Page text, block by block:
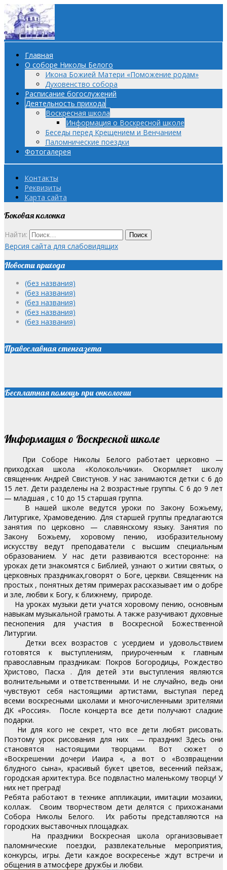
Главная
О соборе Николы Белого
Икона Божией Матери «Поможение родам»
Духовенство собора
Расписание богослужений
Деятельность прихода
Воскресная школа
Информация о Воскресной школе
Беседы перед Крещением и Венчанием
Паломнические поездки
Фотогалерея
Контакты
Реквизиты
Карта сайта
Боковая колонка
Найти:
Версия сайта для слабовидящих
Новости прихода
(без названия)
(без названия)
(без названия)
(без названия)
(без названия)
Православная стенгазета
Бесплатная помощь при онкологии
Информация о Воскресной школе
При Соборе Николы Белого работает церковно —
приходская школа «Колокольчики». Окормляет школу
священник Андрей Свистунов. У нас занимаются детки с 6 до
15 лет. Дети разделены на 2 возрастные группы. С 6 до 9 лет
— младшая , с 10 до 15 старшая группа.
В нашей школе ведутся уроки по Закону Божьему,
Литургике, Храмоведению. Для старшей группы предлагаются
занятия по церковно — славянскому языку. Занятия по
Закону Божьему, хоровому пению, изобразительному
искусству ведут преподаватели с высшим специальным
образованием. У нас дети развиваются всесторонне: на
уроках дети знакомятся с Библией, узнают о житии святых, о
церковных праздниках,говорят о Боге, церкви. Священник на
простых , понятных детям примерах рассказывает им о добре
и зле, любви к Богу, к ближнему, природе.
На уроках музыки дети учатся хоровому пению, основным
навыкам музыкальной грамоты. А также разучивают духовные
песнопения для участия в Воскресной Божественной
Литургии.
Детки всех возрастов с усердием и удовольствием
готовятся к выступлениям, приуроченным к главным
православным праздникам: Покров Богородицы, Рождество
Христово, Пасха . Для детей эти выступления являются
волнительными и ответственными. И не случайно, ведь они
чувствуют себя настоящими артистами, выступая перед
всеми воскресными школами и многочисленными зрителями
ДК «Россия». После концерта все дети получают сладкие
подарки.
Ни для кого не секрет, что все дети любят рисовать.
Поэтому урок рисования для них — праздник! Здесь они
становятся настоящими творцами. Вот сюжет о
«Воскрешении дочери Иаира «, а вот о «Возвращении
блудного сына», красивый букет цветов, весенний пейзаж,
городская архитектура. Все подвластно маленькому творцу! У
них нет преград!
Ребята работают в технике аппликации, имитации мозаики,
коллаж. Своим творчеством дети делятся с прихожанами
Собора Николы Белого. Их работы представляются на
городских выставочных площадках.
На праздники Воскресная школа организовывает
паломнические поездки, развлекательные мероприятия,
конкурсы, игры. Дети каждое воскресенье ждут встречи и
общения в атмосфере дружбы и любви.